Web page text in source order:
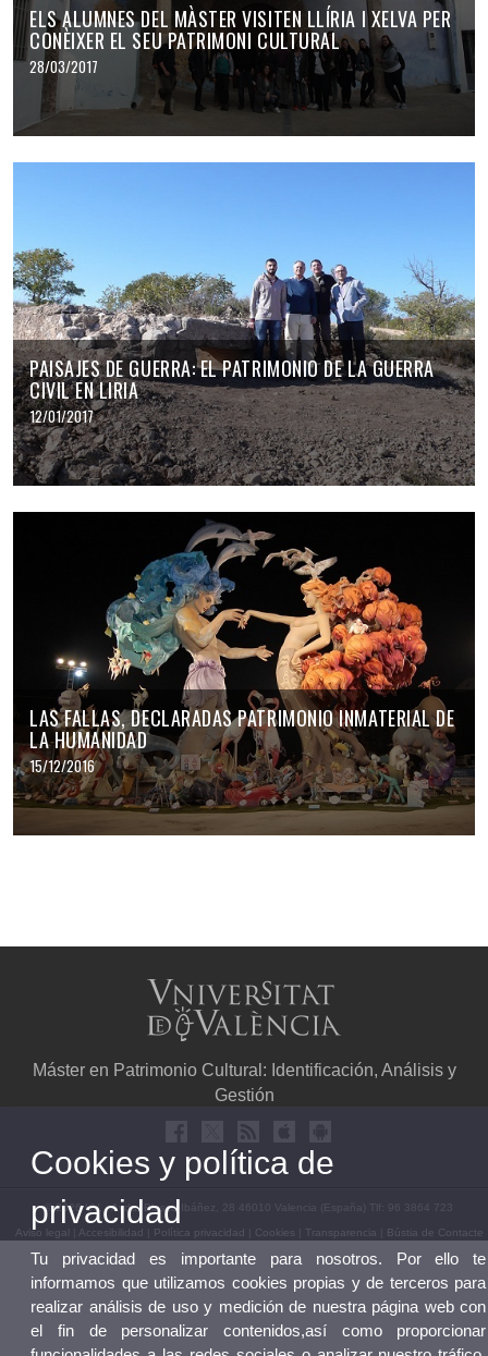
ELS ALUMNES DEL MÀSTER VISITEN LLÍRIA I XELVA PER
CONÈIXER EL SEU PATRIMONI CULTURAL
28/03/2017
PAISAJES DE GUERRA: EL PATRIMONIO DE LA GUERRA
CIVIL EN LIRIA
12/01/2017
LAS FALLAS, DECLARADAS PATRIMONIO INMATERIAL DE
LA HUMANIDAD
15/12/2016
Máster en Patrimonio Cultural: Identificación, Análisis y
Gestión
© 2026 UV. - Avda. Blasco Ibáñez, 28 46010 Valencia (España) Tlf: 96 3864 723
Aviso legal Accesibilidad Política privacidad Cookies Transparencia Bústia de Contacte
Cookies y política de
privacidad
Tu privacidad es importante para nosotros. Por ello te
informamos que utilizamos cookies propias y de terceros para
realizar análisis de uso y medición de nuestra página web con
el fin de personalizar contenidos,así como proporcionar